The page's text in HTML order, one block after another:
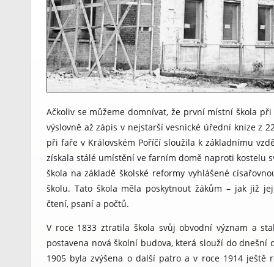
Ačkoliv se můžeme domnívat, že první místní škola
výslovně až zápis v nejstarší vesnické úřední knize z
při faře v Královském Poříčí sloužila k základnímu
získala stálé umístění ve farním domě naproti kostelu
škola na základě školské reformy vyhlášené
školu. Tato škola měla poskytnout žákům – jak již
čtení, psaní a počtů.
V roce 1833 ztratila škola svůj obvodní význam a
postavena nová školní budova, která slouží do
1905 byla zvýšena o další patro a v roce 1914